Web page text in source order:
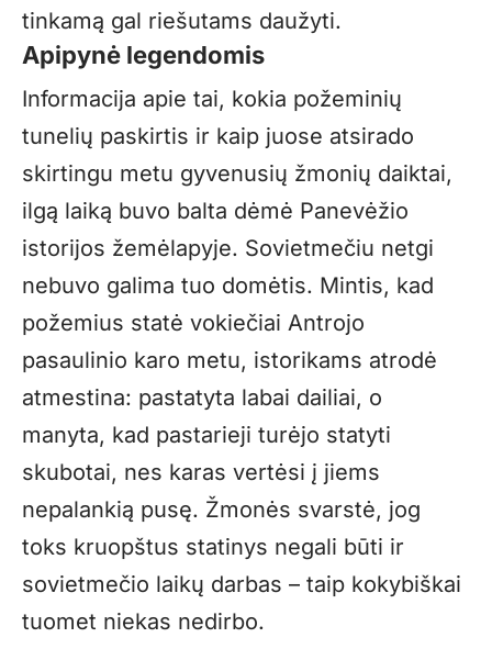
tinkamą gal riešutams daužyti.
Apipynė legendomis
Informacija apie tai, kokia požeminių
tunelių paskirtis ir kaip juose atsirado
skirtingu metu gyvenusių žmonių daiktai,
ilgą laiką buvo balta dėmė Panevėžio
istorijos žemėlapyje. Sovietmečiu netgi
nebuvo galima tuo domėtis. Mintis, kad
požemius statė vokiečiai Antrojo
pasaulinio karo metu, istorikams atrodė
atmestina: pastatyta labai dailiai, o
manyta, kad pastarieji turėjo statyti
skubotai, nes karas vertėsi į jiems
nepalankią pusę. Žmonės svarstė, jog
toks kruopštus statinys negali būti ir
sovietmečio laikų darbas – taip kokybiškai
tuomet niekas nedirbo.